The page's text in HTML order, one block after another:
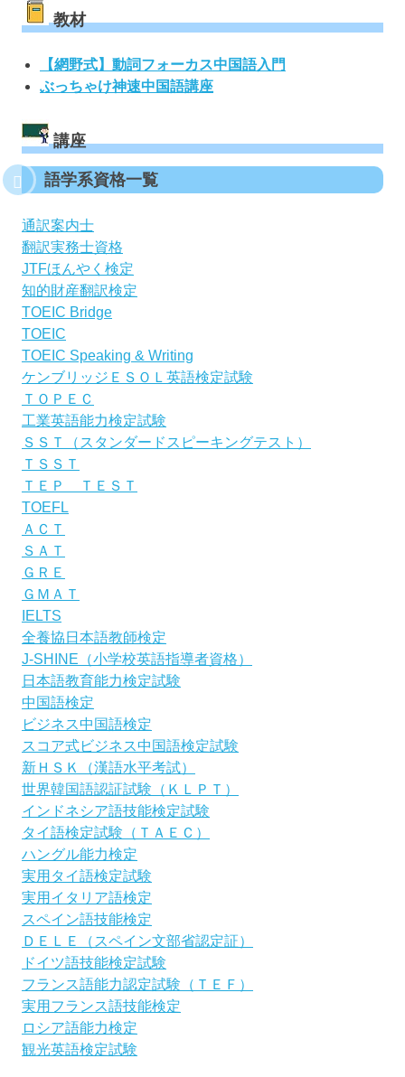
教材
【網野式】動詞フォーカス中国語入門
ぶっちゃけ神速中国語講座
講座
語学系資格一覧
通訳案内士
翻訳実務士資格
JTFほんやく検定
知的財産翻訳検定
TOEIC Bridge
TOEIC
TOEIC Speaking & Writing
ケンブリッジＥＳＯＬ英語検定試験
ＴＯＰＥＣ
工業英語能力検定試験
ＳＳＴ（スタンダードスピーキングテスト）
ＴＳＳＴ
ＴＥＰ ＴＥＳＴ
TOEFL
ＡＣＴ
ＳＡＴ
ＧＲＥ
ＧＭＡＴ
IELTS
全養協日本語教師検定
J-SHINE（小学校英語指導者資格）
日本語教育能力検定試験
中国語検定
ビジネス中国語検定
スコア式ビジネス中国語検定試験
新ＨＳＫ（漢語水平考試）
世界韓国語認証試験（ＫＬＰＴ）
インドネシア語技能検定試験
タイ語検定試験（ＴＡＥＣ）
ハングル能力検定
実用タイ語検定試験
実用イタリア語検定
スペイン語技能検定
ＤＥＬＥ（スペイン文部省認定証）
ドイツ語技能検定試験
フランス語能力認定試験（ＴＥＦ）
実用フランス語技能検定
ロシア語能力検定
観光英語検定試験